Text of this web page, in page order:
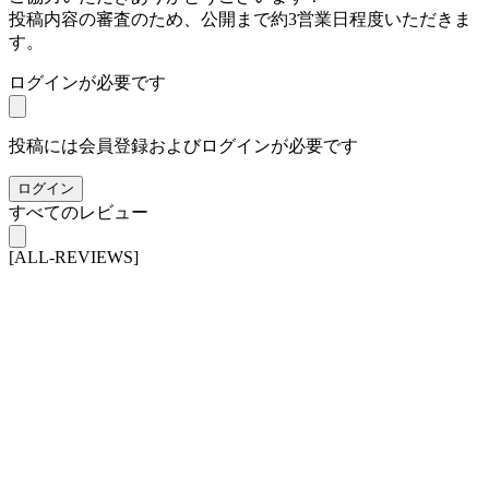
投稿内容の審査のため、公開まで約3営業日程度いただきま
す。
ログインが必要です
投稿には会員登録およびログインが必要です
ログイン
すべてのレビュー
[ALL-REVIEWS]